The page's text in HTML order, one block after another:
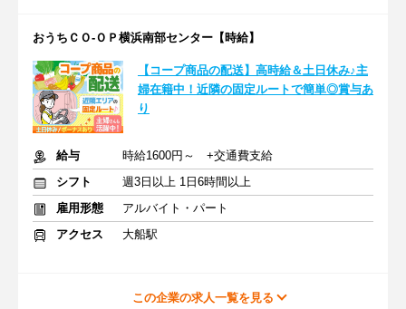
おうちＣＯ-ＯＰ横浜南部センター【時給】
【コープ商品の配送】高時給＆土日休み♪主
婦在籍中！近隣の固定ルートで簡単◎賞与あ
り
給与
時給1600円～ +交通費支給
シフト
週3日以上 1日6時間以上
雇用形態
アルバイト・パート
アクセス
大船駅
この企業の求人一覧を見る